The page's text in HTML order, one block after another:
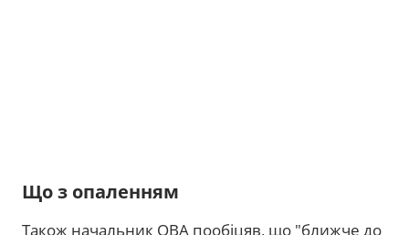
Що з опаленням
Також начальник ОВА пообіцяв, що "ближче до